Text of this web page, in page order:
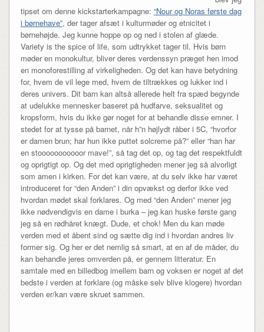
tipset om denne kickstarterkampagne: “Nour og Noras første dag
i børnehave”, der tager afsæt i kulturmøder og etnicitet i
børnehøjde. Jeg kunne hoppe op og ned i stolen af glæde.
Variety is the spice of life, som udtrykket tager til. Hvis børn
møder en monokultur, bliver deres verdenssyn præget hen imod
en monoforestilling af virkeligheden. Og det kan have betydning
for, hvem de vil lege med, hvem de tiltrækkes og lukker ind i
deres univers. Dit barn kan altså allerede helt fra spæd begynde
at udelukke mennesker baseret på hudfarve, seksualitet og
kropsform, hvis du ikke gør noget for at behandle disse emner. I
stedet for at tysse på barnet, når h”n højlydt råber i 5C, “hvorfor
er damen brun; har hun ikke puttet solcreme på?” eller “han har
en stooooooooooor mave!”, så tag det op, og tag det respektfuldt
og oprigtigt op. Og det med oprigtigheden mener jeg så alvorligt
som amen i kirken. For det kan være, at du selv ikke har været
introduceret for “den Anden” i din opvækst og derfor ikke ved
hvordan mødet skal forklares. Og med “den Anden” mener jeg
ikke nødvendigvis en dame i burka – jeg kan huske første gang
jeg så en rødhåret knægt. Dude, et chok! Men du kan møde
verden med et åbent sind og sætte dig ind i hvordan andres liv
former sig. Og her er det nemlig så smart, at en af de måder, du
kan behandle jeres omverden på, er gennem litteratur. En
samtale med en billedbog imellem barn og voksen er noget af det
bedste i verden at forklare (og måske selv blive klogere) hvordan
verden er/kan være skruet sammen.